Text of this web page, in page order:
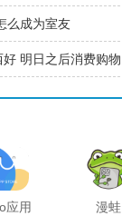
么成为室友
明日之后消费购物
应用
漫蛙